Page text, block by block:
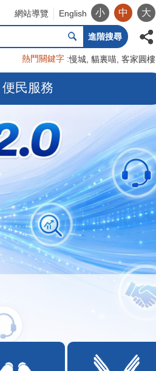
網站導覽 English 小 中 大
進階搜尋
熱門關鍵字 慢城 貓裏喵 客家圓樓
便民服務